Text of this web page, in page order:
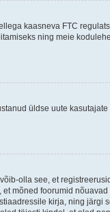
kaasneva FTC
ning meie
üldse uute
olla see, et
mõned foorumid
kirja, ning järgi